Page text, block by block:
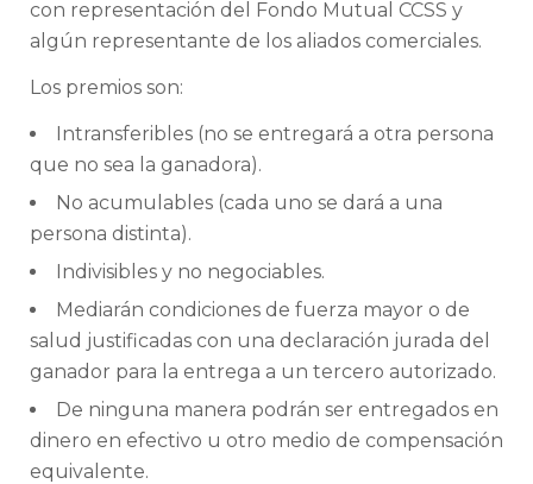
con representación del Fondo Mutual CCSS y
algún representante de los aliados comerciales.
Los premios son:
Intransferibles (no se entregará a otra persona
que no sea la ganadora).
No acumulables (cada uno se dará a una
persona distinta).
Indivisibles y no negociables.
Mediarán condiciones de fuerza mayor o de
salud justificadas con una declaración jurada del
ganador para la entrega a un tercero autorizado.
De ninguna manera podrán ser entregados en
dinero en efectivo u otro medio de compensación
equivalente.